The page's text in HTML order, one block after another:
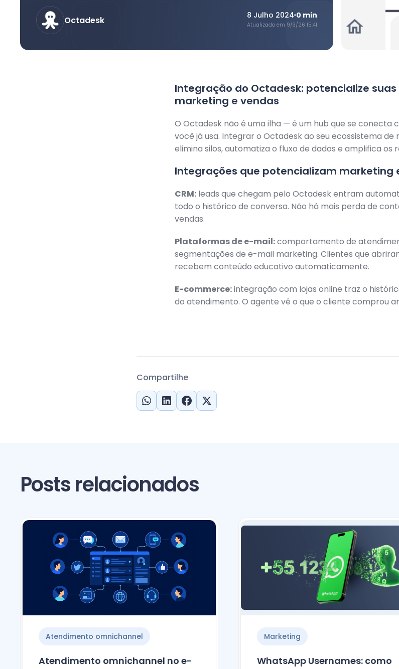
Octadesk 8 Julho 2024 0 min
Atualizado em 9/3/26 15:41
Integração do Octadesk: potencialize
marketing e vendas
O Octadesk não é uma ilha — é um hub que se conecta
você já usa. Integrar o Octadesk ao seu ecossistema de
elimina silos, automatiza o fluxo de dados e amplifica os
Integrações que potencializam marketing
CRM: leads que chegam pelo Octadesk entram
todo o histórico de conversa. Não há mais perda de
vendas.
Plataformas de e-mail:comportamento de
segmentações de e-mail marketing. Clientes que
recebem conteúdo educativo automaticamente.
E-commerce:integração com lojas online traz o
do atendimento. O agente vê o que o cliente comprou
Compartilhe
Posts relacionados
Atendimento omnichannel
Atendimento omnichannel no e-
Marketing
WhatsApp Usernames: como